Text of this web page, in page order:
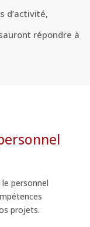
d’activité,
répondre à
personnel
projets.